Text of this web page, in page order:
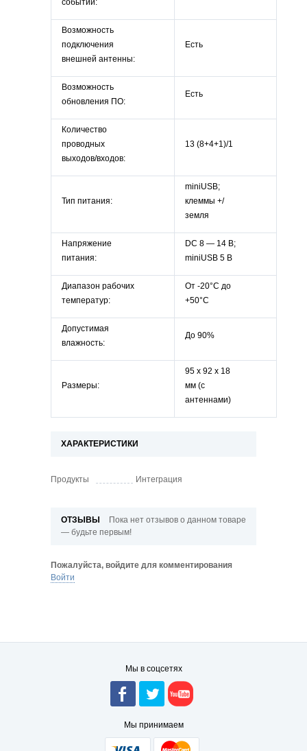
событий:
Возможность
подключения
внешней антенны:
Есть
Возможность
обновления ПО:
Есть
Количество
проводных
выходов/входов:
13 (8+4+1)/1
Тип питания:
miniUSB;
клеммы +/
земля
Напряжение
питания:
DC 8 — 14 В;
miniUSB 5 В
Диапазон рабочих
температур:
От -20°С до
+50°С
Допустимая
влажность:
До 90%
Размеры:
95 x 92 x 18
мм (с
антеннами)
ХАРАКТЕРИСТИКИ
Продукты Интеграция
ОТЗЫВЫ
Пока нет отзывов о данном товаре
— будьте первым!
Пожалуйста, войдите для комментирования
Войти
Мы в соцсетях
Мы принимаем